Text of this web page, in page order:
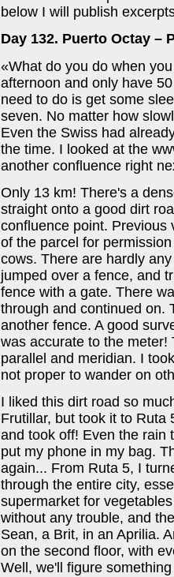
below I will publish
Day 132. Puerto Octay –
«What do you do when
afternoon and only have
need to do is get some
seven. No matter how
Even the Swiss had
the time. I looked at the
another confluence right
Only 13 km! There's a
straight onto a good dirt
confluence point. Previous
of the parcel for
cows. There are hardly
jumped over a fence, and
fence with a gate. There
through and continued on.
another fence. A good
was accurate to the
parallel and meridian. I
not proper to wander on
I liked this dirt road so
Frutillar, but took it to Ruta
and took off! Even the rain
put my phone in my bag.
again... From Ruta 5, I
through the entire city,
supermarket for
without any trouble, and
Sean, a Brit, in an Aprilia.
on the second floor, with
Well, we'll figure